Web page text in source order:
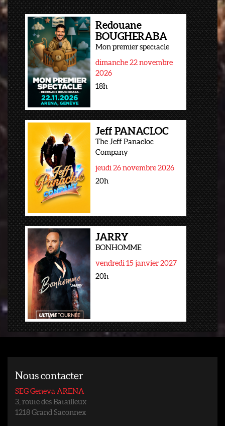
Redouane
BOUGHERABA
Mon premier spectacle
dimanche 22 novembre
2026
18h
Jeff PANACLOC
The Jeff Panacloc
Company
jeudi 26 novembre 2026
20h
JARRY
BONHOMME
vendredi 15 janvier 2027
20h
Nous contacter
SEG Geneva ARENA
3, route des Batailleux
1218 Grand Saconnex